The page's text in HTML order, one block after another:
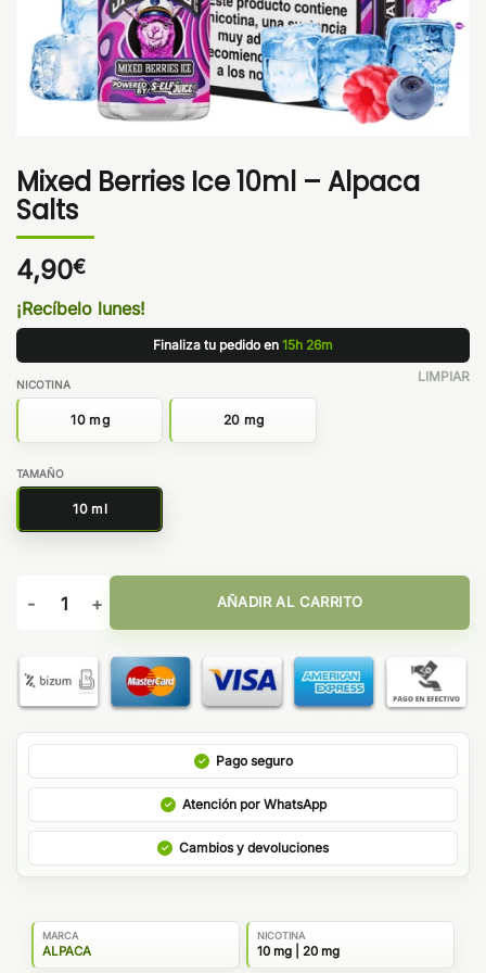
Mixed Berries Ice 10ml – Alpaca
Salts
4,90€
¡Recíbelo lunes!
Finaliza tu pedido en 15h 26m
NICOTINA
10 mg 20 mg
TAMAÑO
10 ml
LIMPIAR
Mixed Berries Ice 10ml - Alpaca Salts cantidad
AÑADIR AL CARRITO
Pago seguro
Atención por WhatsApp
Cambios y devoluciones
MARCA
ALPACA
NICOTINA
10 mg | 20 mg